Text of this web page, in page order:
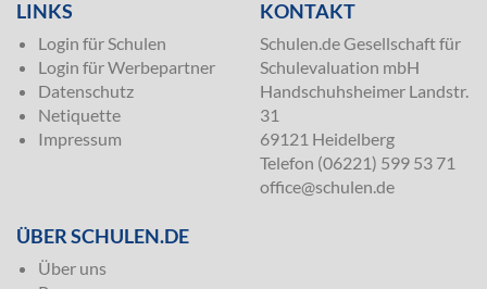
LINKS
Login für Schulen
Login für Werbepartner
Datenschutz
Netiquette
Impressum
KONTAKT
Schulen.de Gesellschaft für
Schulevaluation mbH
Handschuhsheimer Landstr.
31
69121 Heidelberg
Telefon (06221) 599 53 71
office@schulen.de
ÜBER SCHULEN.DE
Über uns